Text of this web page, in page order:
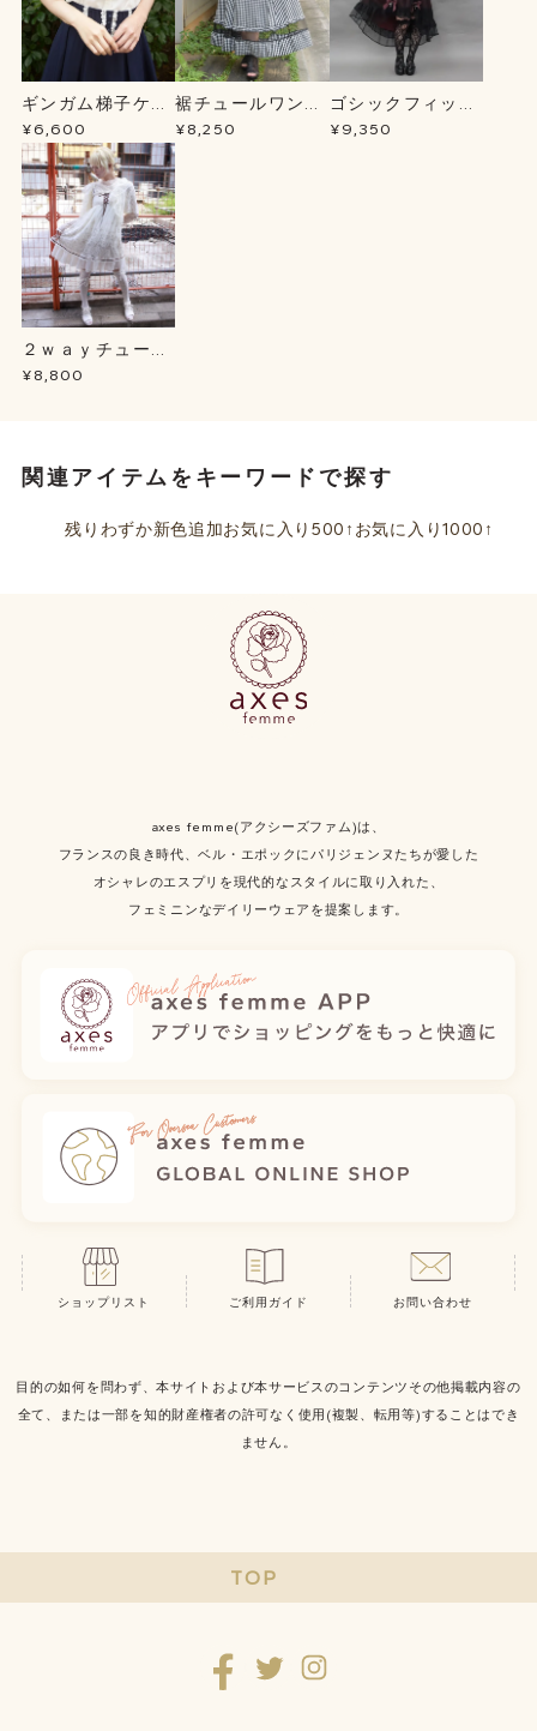
ギンガム梯子ケー
プＢＬ
¥6,600
裾チュールワンピ
ース
¥8,250
ゴシックフィッシ
ュテールＳＫ
¥9,350
２ｗａｙチュール
チュニック
¥8,800
関連アイテムをキーワードで探す
残りわずか新色追加お気に入り500↑ お気に入り1000↑
axes femme(アクシーズファム)は、
フランスの良き時代、ベル・エポックにパリジェンヌたちが愛した
オシャレのエスプリを現代的なスタイルに取り入れた、
フェミニンなデイリーウェアを提案します。
ショップリスト ご利用ガイド お問い合わせ
目的の如何を問わず、本サイトおよび本サービスのコンテンツその他掲載内容の
全て、または一部を知的財産権者の許可なく使用(複製、転用等)することはでき
ません。
TOP